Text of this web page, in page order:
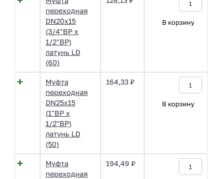
переходная
DN20х15
(3/4"ВР х
1/2"ВР)
латунь LD
(60)
В корзину
Муфта
переходная
DN25х15
(1"ВР х
1/2"ВР)
латунь LD
(50)
164,33 ₽
В корзину
Муфта
переходная
194,49 ₽